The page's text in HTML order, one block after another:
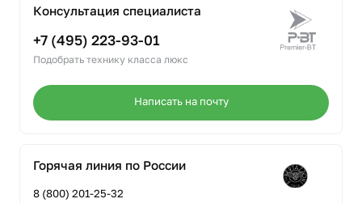
Консультация специалиста
+7 (495) 223-93-01
Подобрать технику класса люкс
Написать на почту
Горячая линия по России
8 (800) 201-25-32